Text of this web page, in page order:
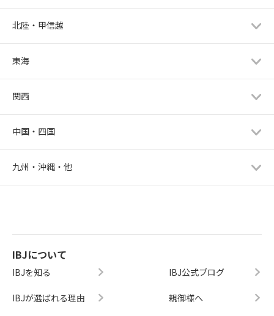
北陸・甲信越
東海
関西
中国・四国
九州・沖縄・他
IBJについて
IBJを知る
IBJが選ばれる理由
IBJ公式ブログ
親御様へ